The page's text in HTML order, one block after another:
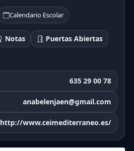
Calendario Escolar
Notas
Puertas Abiertas
635 29 00 78
anabelenjaen@gmail.com
http://www.ceimediterraneo.es/